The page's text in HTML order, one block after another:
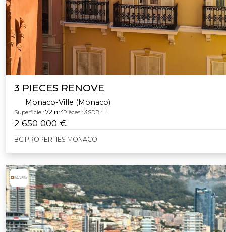
3 PIECES RENOVE
Monaco-Ville (Monaco)
Superficie : 72 m²Pièces : 3SDB : 1
2 650 000 €
BC PROPERTIES MONACO